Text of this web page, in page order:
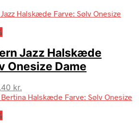
Jazz Halskæde
Onesize Dame
kr.
aktuelle